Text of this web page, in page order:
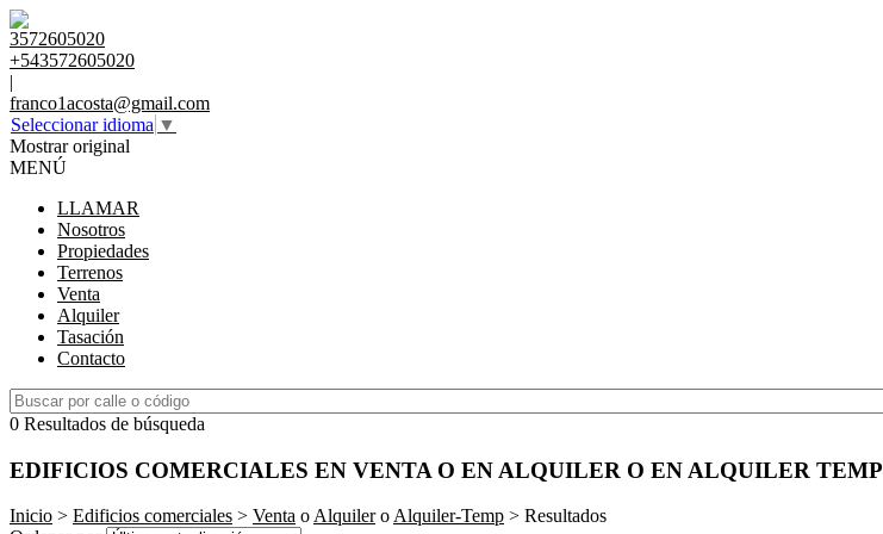
3572605020
+543572605020
|
franco1acosta@gmail.com
Seleccionar idioma ▼
Mostrar original
MENÚ
LLAMAR
Nosotros
Propiedades
Terrenos
Venta
Alquiler
Tasación
Contacto
0 Resultados de búsqueda
EDIFICIOS COMERCIALES EN VENTA O EN ALQUILER O EN ALQUILER TEMP
Inicio > Edificios comerciales > Venta oAlquileroAlquiler-Temp > Resultados